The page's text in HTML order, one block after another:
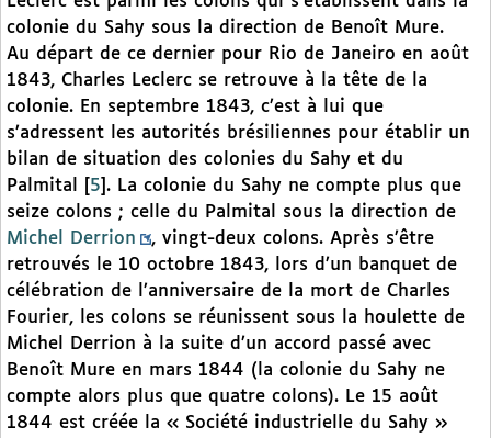
colonie du Sahy sous la direction de Benoît Mure.
Au départ de ce dernier pour Rio de Janeiro en août
1843, Charles Leclerc se retrouve à la tête de la
colonie. En septembre 1843, c’est à lui que
s’adressent les autorités brésiliennes pour établir un
bilan de situation des colonies du Sahy et du
Palmital
5 . La colonie du Sahy ne compte plus que
seize colons ; celle du Palmital sous la direction de
Michel Derrion
, vingt-deux colons. Après s’être
retrouvés le 10 octobre 1843, lors d’un banquet de
célébration de l’anniversaire de la mort de Charles
Fourier, les colons se réunissent sous la houlette de
Michel Derrion à la suite d’un accord passé avec
Benoît Mure en mars 1844 (la colonie du Sahy ne
compte alors plus que quatre colons). Le 15 août
1844 est créée la « Société industrielle du Sahy »